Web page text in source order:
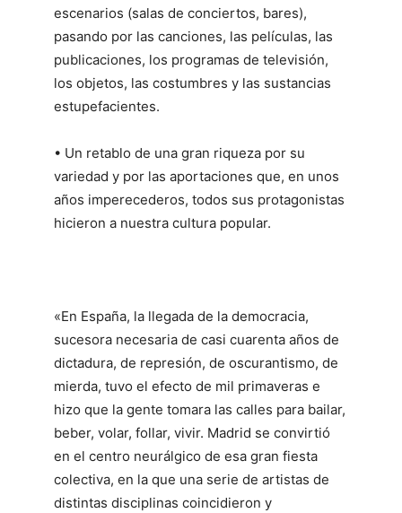
escenarios (salas de conciertos, bares),
pasando por las canciones, las películas, las
publicaciones, los programas de televisión,
los objetos, las costumbres y las sustancias
estupefacientes.
• Un retablo de una gran riqueza por su
variedad y por las aportaciones que, en unos
años imperecederos, todos sus protagonistas
hicieron a nuestra cultura popular.
«En España, la llegada de la democracia,
sucesora necesaria de casi cuarenta años de
dictadura, de represión, de oscurantismo, de
mierda, tuvo el efecto de mil primaveras e
hizo que la gente tomara las calles para bailar,
beber, volar, follar, vivir. Madrid se convirtió
en el centro neurálgico de esa gran fiesta
colectiva, en la que una serie de artistas de
distintas disciplinas coincidieron y